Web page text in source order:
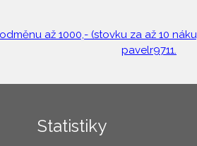
až 1000,- (stovku za až 10
pavelr9711.
Statistiky